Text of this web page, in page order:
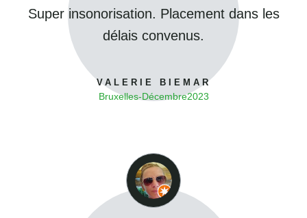
Super insonorisation. Placement dans les
délais convenus.
VALERIE BIEMAR
Bruxelles-Décembre2023